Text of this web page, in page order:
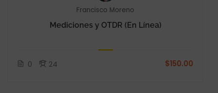
Francisco Moreno
Mediciones y OTDR (En Línea)
0 24 $150.00